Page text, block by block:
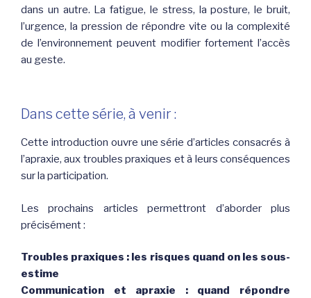
dans un autre. La fatigue, le stress, la posture, le bruit,
l’urgence, la pression de répondre vite ou la complexité
de l’environnement peuvent modifier fortement l’accès
au geste.
Dans cette série, à venir :
Cette introduction ouvre une série d’articles consacrés à
l’apraxie, aux troubles praxiques et à leurs conséquences
sur la participation.
Les prochains articles permettront d’aborder plus
précisément :
Troubles praxiques : les risques quand on les sous-
estime
Communication et apraxie : quand répondre